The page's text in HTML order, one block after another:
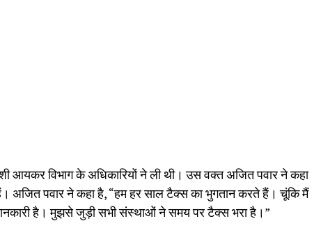
आयकर विभाग के अधिकारियों ने ली थी। उस वक्त अजित पवार ने कहा
अजित पवार ने कहा है, “हम हर साल टैक्स का भुगतान करते हैं। चूंकि मैं
है। मुझसे जुड़ी सभी संस्थाओं ने समय पर टैक्स भरा है।”